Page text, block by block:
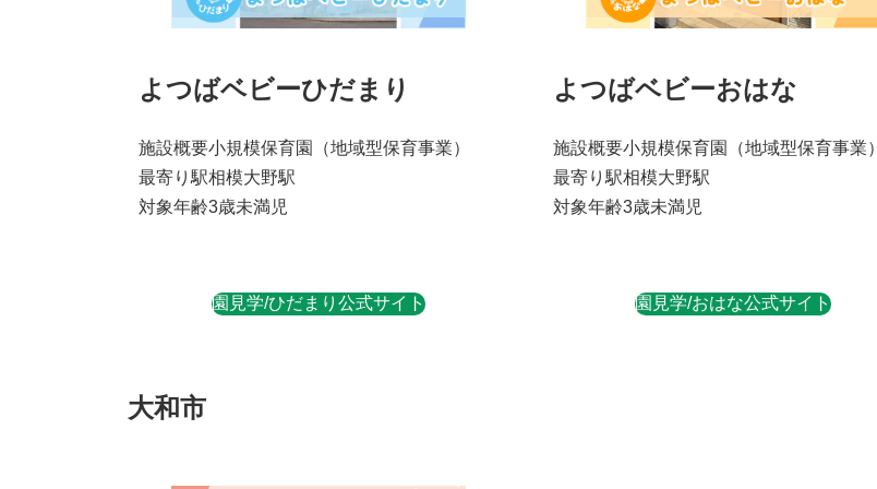
よつばベビーひだまり
施設概要小規模保育園
（地域型保育事業）
最寄り駅相模大野駅
対象年齢3歳未満児
園見学/ひだまり公式サイト
よつばベビーおはな
施設概要小規模保育園
（地域型保育事業）
最寄り駅相模大野駅
対象年齢3歳未満児
園見学/おはな公式サイト
大和市